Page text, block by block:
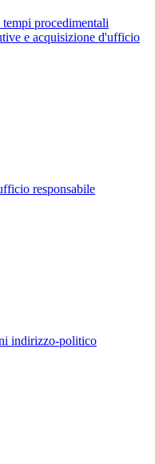
procedimentali
e acquisizione d'ufficio
responsabile
indirizzo-politico